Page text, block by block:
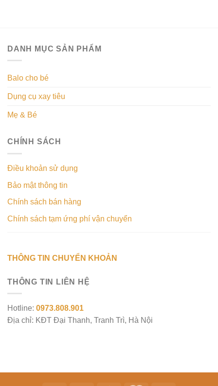
DANH MỤC SẢN PHẨM
Balo cho bé
Dụng cụ xay tiêu
Mẹ & Bé
CHÍNH SÁCH
Điều khoản sử dụng
Bảo mật thông tin
Chính sách bán hàng
Chính sách tạm ứng phí vận chuyển
THÔNG TIN CHUYỂN KHOẢN
THÔNG TIN LIÊN HỆ
Hotline: 0973.808.901
Địa chỉ: KĐT Đại Thanh, Tranh Trì, Hà Nội